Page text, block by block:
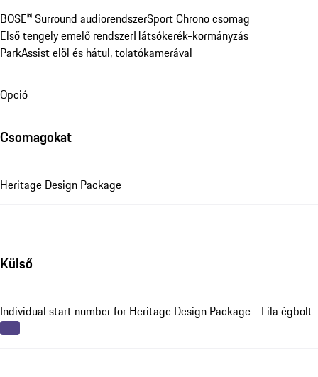
BOSE® Surround audiorendszerSport Chrono csomag
Első tengely emelő rendszerHátsókerék-kormányzás
ParkAssist elöl és hátul, tolatókamerával
Opció
Csomagokat
Heritage Design Package
Külső
Individual start number for Heritage Design Package - Lila égbolt